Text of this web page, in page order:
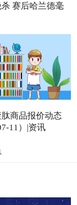
赛后哈兰德毫
商品报价动态
11）|资讯